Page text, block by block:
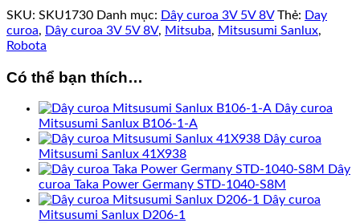
SKU: SKU1730 Danh mục: Dây curoa 3V 5V 8V Thẻ: Day
curoa, Dây curoa 3V 5V 8V, Mitsuba, Mitsusumi Sanlux,
Robota
Có thể bạn thích…
Dây curoa
Mitsusumi Sanlux B106-1-A
Dây curoa
Mitsusumi Sanlux 41X938
Dây
curoa Taka Power Germany STD-1040-S8M
Dây curoa
Mitsusumi Sanlux D206-1